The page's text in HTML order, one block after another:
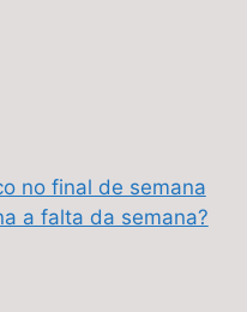
no final de semana
a falta da semana?